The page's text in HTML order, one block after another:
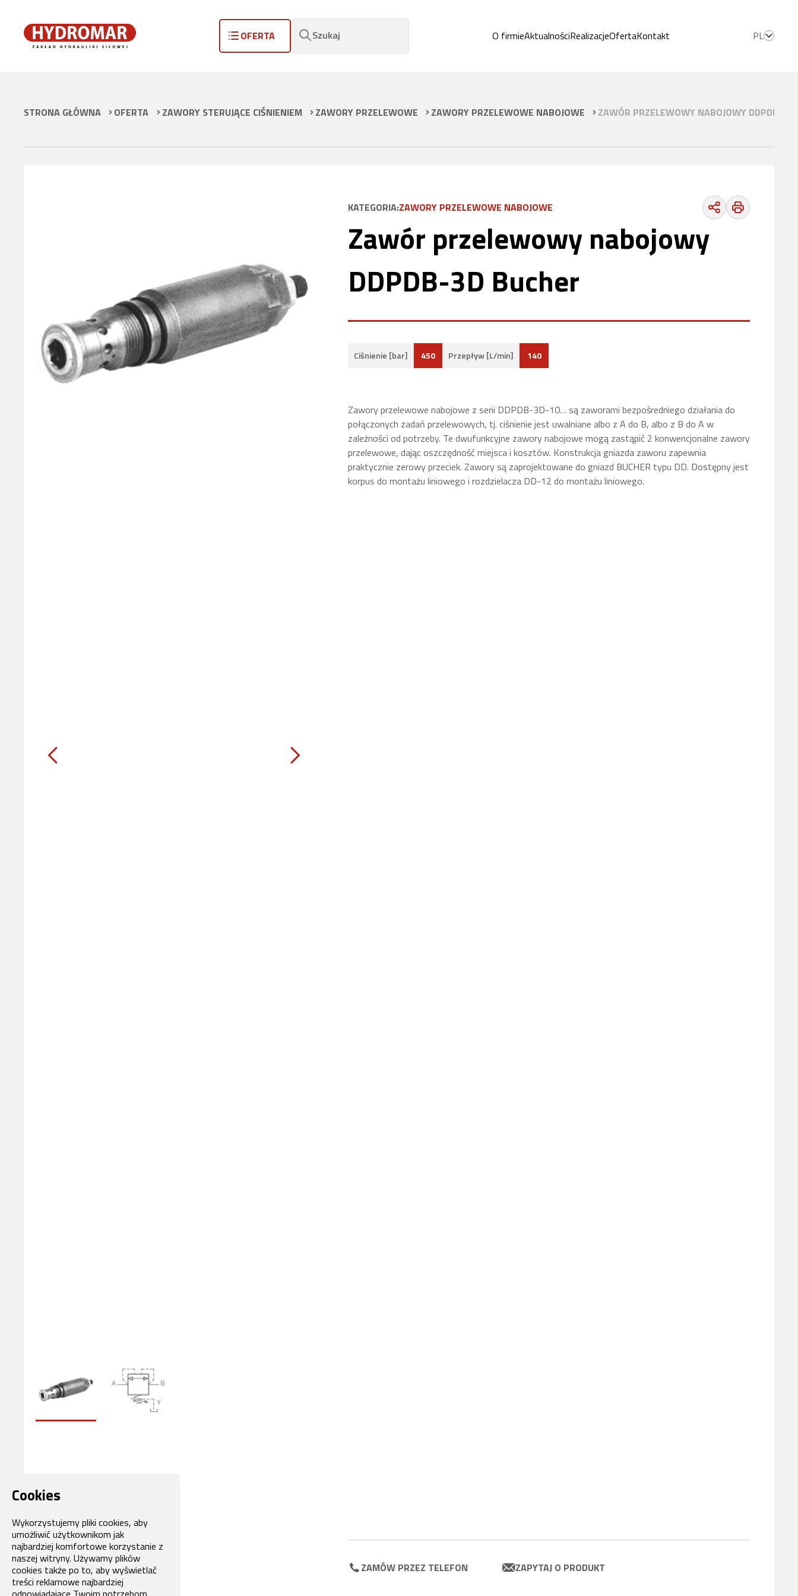
OFERTA Szukaj O firmieAktualnościRealizacjeOfertaKontakt PL
STRONA GŁÓWNA OFERTA ZAWORY STERUJĄCE CIŚNIENIEM ZAWORY PRZELEWOWE ZAWORY PRZELEWOWE NABOJOWE ZAWÓR PRZELEWOWY NABOJOWY DDPDB-3D
KATEGORIA:ZAWORY PRZELEWOWE NABOJOWE
Zawór przelewowy nabojowy
DDPDB-3D Bucher
Ciśnienie [bar] 450 Przepływ [L/min] 140
Zawory przelewowe nabojowe z serii DDPDB-3D-10… są zaworami bezpośredniego działania do
połączonych zadań przelewowych, tj. ciśnienie jest uwalniane albo z A do B, albo z B do A w
zależności od potrzeby. Te dwufunkcyjne zawory nabojowe mogą zastąpić 2 konwencjonalne zawory
przelewowe, dając oszczędność miejsca i kosztów. Konstrukcjagniazda zaworu zapewnia
praktycznie zerowy przeciek. Zawory są zaprojektowane do gniazd BUCHER typu DD. Dostępny jest
korpus do montażu liniowego i rozdzielacza DD-12 do montażu liniowego.
ZAMÓW PRZEZ TELEFON ZAPYTAJ O PRODUKT
Cookies
Wykorzystujemy pliki cookies, aby
umożliwić użytkownikom jak
najbardziej komfortowe korzystanie z
naszej witryny. Używamy plików
cookies także po to, aby wyświetlać
treści reklamowe najbardziej